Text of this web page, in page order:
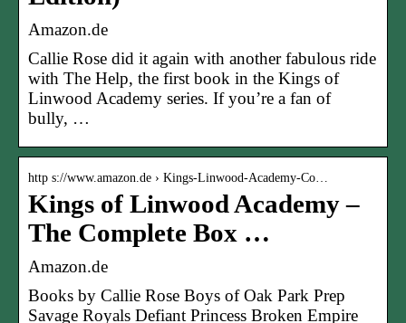
Amazon.de
Callie Rose did it again with another fabulous ride
with The Help, the first book in the Kings of
Linwood Academy series. If you’re a fan of
bully, …
http s://www.amazon.de › Kings-Linwood-Academy-Co…
Kings of Linwood Academy –
The Complete Box …
Amazon.de
Books by Callie Rose Boys of Oak Park Prep
Savage Royals Defiant Princess Broken Empire